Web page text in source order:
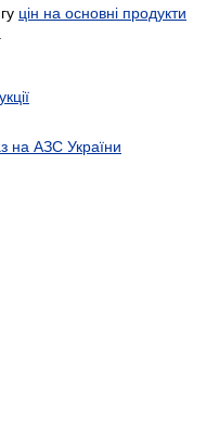
цін на основні продукти
на АЗС України